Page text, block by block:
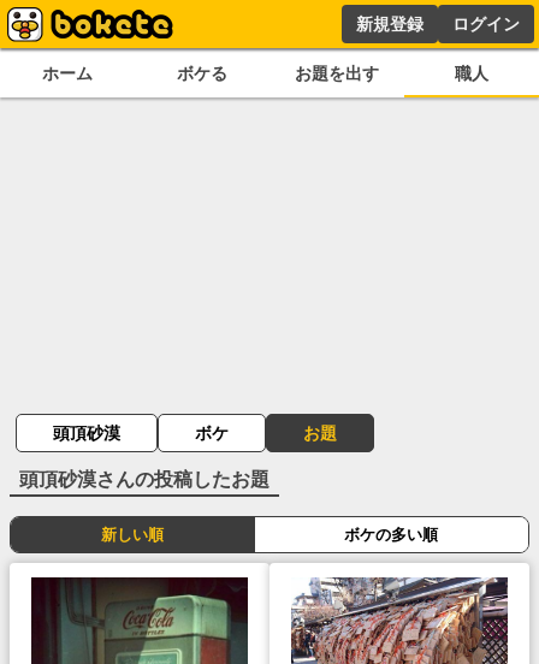
新規登録 ログイン
ホーム ボケる お題を出す 職人
頭頂砂漠 ボケ お題
頭頂砂漠さんの投稿したお題
新しい順 ボケの多い順